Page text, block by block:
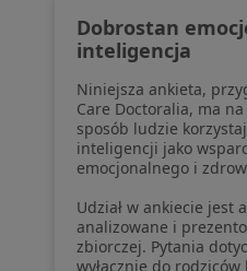
pozyskaliśmy
Polityka cookies
Jak działają
Dostępność
O nas
Praca
Partnerzy
Centrum
Kontakt
Dobrostan
inteligencja
Niniejsza ankieta,
Care Doctoralia, ma
sposób ludzie
inteligencji jako
emocjonalnego i
Udział w ankiecie jest
analizowane i
zbiorczej. Pytania
wyłącznie do